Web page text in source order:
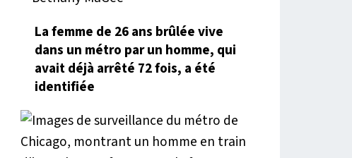
La femme de 26 ans brûlée vive
dans un métro par un homme, qui
avait déjà arrêté 72 fois, a été
identifiée